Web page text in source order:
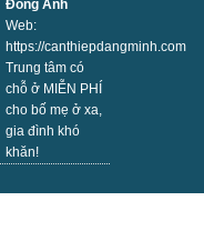
Đông Anh
Web:
https://canthiepdangminh.com
Trung tâm có
chỗ ở MIỄN PHÍ
cho bố mẹ ở xa,
gia đình khó
khăn!